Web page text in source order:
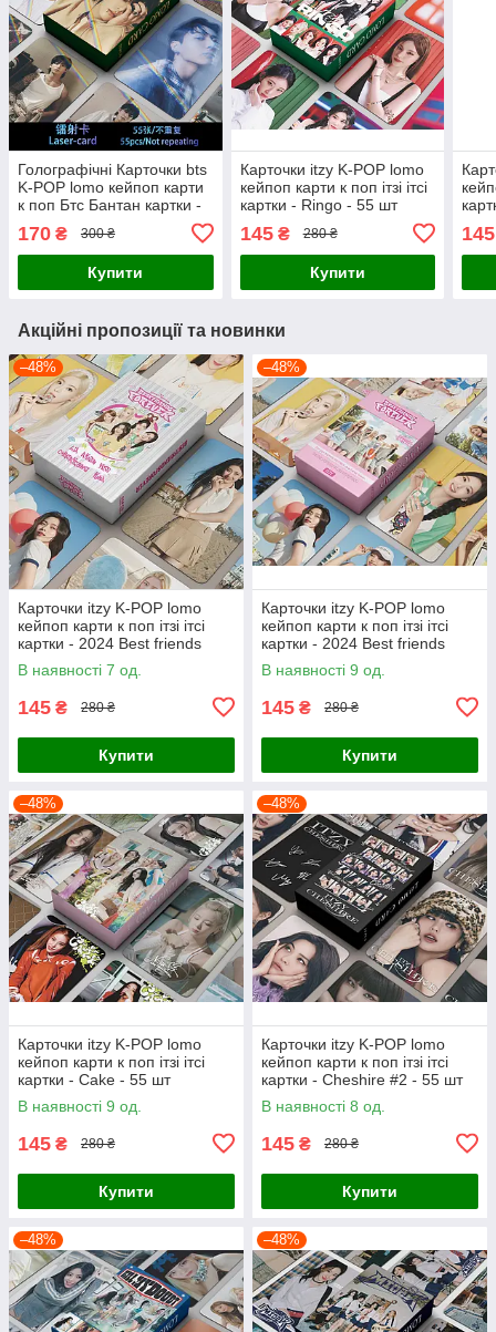
Голографічні Карточки bts
K-POP lomo кейпоп карти
к поп Бтс Бантан картки -
170 ₴ 300 ₴
Купити
Карточки itzy K-POP lomo
кейпоп карти к поп ітзі ітсі
картки - Ringo - 55 шт
145₴ 280 ₴
Купити
145
Акційні пропозиції та новинки
–48%
Карточки itzy K-POP lomo
кейпоп карти к поп ітзі ітсі
картки - 2024 Best friends
forever #2 - 55 шт
В наявності 7 од.
145 ₴ 280 ₴
Купити
–48%
Карточки itzy K-POP lomo
кейпоп карти к поп ітзі ітсі
картки - 2024 Best friends
forever #1 - 55 шт
В наявності 9 од.
145 ₴ 280 ₴
Купити
–48%
Карточки itzy K-POP lomo
кейпоп карти к поп ітзі ітсі
картки - Cake - 55 шт
В наявності 9 од.
145 ₴ 280 ₴
Купити
–48%
Карточки itzy K-POP lomo
кейпоп карти к поп ітзі ітсі
картки - Cheshire #2 - 55 шт
В наявності 8 од.
145 ₴ 280 ₴
Купити
–48% –48%